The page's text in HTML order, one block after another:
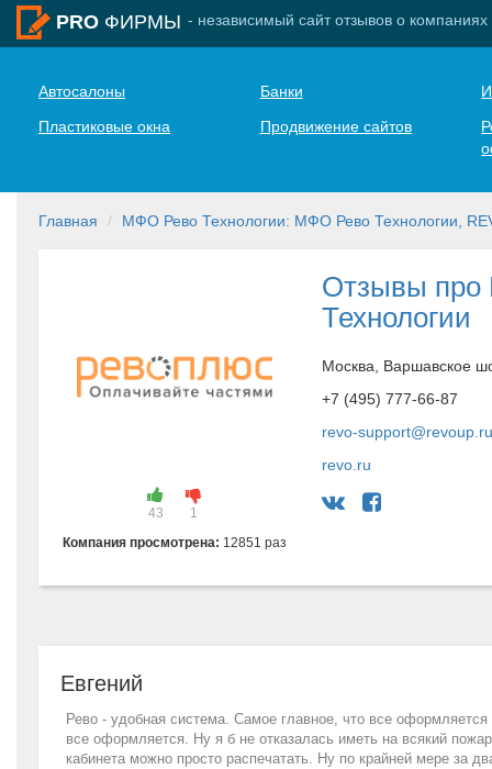
PRO ФИРМЫ - независимый сайт отзывов о компаниях
Автосалоны Банки
Пластиковые окна
Продвижение сайтов
Главная МФО Рево Технологии: МФO Рево Технологии,
43
1
Компания просмотрена: 12851 раз
Отзывы
Технологии
Москва, Варшавское
+7 (495) 777-66-87
revo-
revo.ru
Евгений
Рево - удобная система. Самое главное, что все
все оформляется. Ну я б не отказалась иметь на всякий
кабинета можно просто распечатать. Ну по крайней мере за